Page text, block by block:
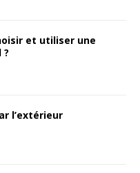
et utiliser une
?
l’extérieur